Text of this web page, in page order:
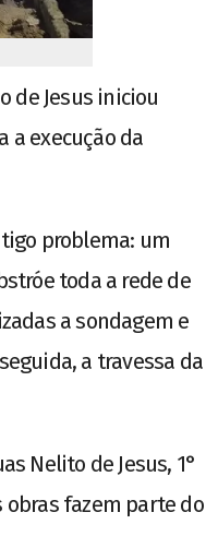
de Jesus iniciou
a execução da
problema: um
toda a rede de
a sondagem e
a travessa da
Nelito de Jesus, 1°
obras fazem parte do